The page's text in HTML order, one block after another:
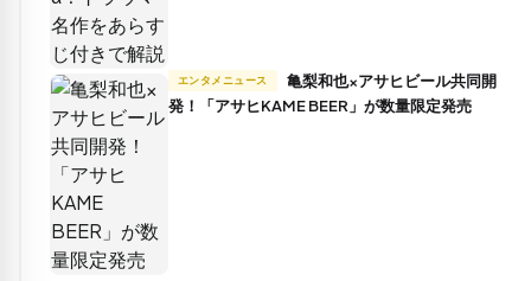
エンタメニュース
発！「アサヒKAME BEER」が数量限定発売